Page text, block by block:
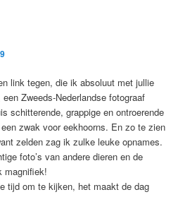
link tegen, die ik absoluut met jullie
een Zweeds-Nederlandse fotograaf
schitterende, grappige en ontroerende
zwak voor eekhoorns. En zo te zien
zelden zag ik zulke leuke opnames.
foto’s van andere dieren en de
magnifiek!
tijd om te kijken, het maakt de dag